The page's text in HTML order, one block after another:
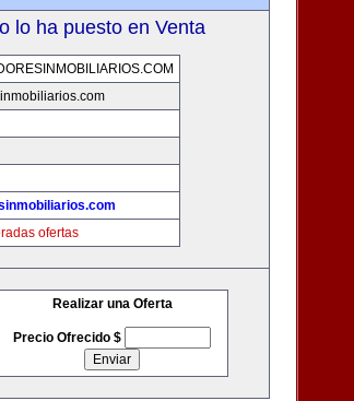
lo ha puesto en Venta
ofertas
Realizar una Oferta
Precio Ofrecido $